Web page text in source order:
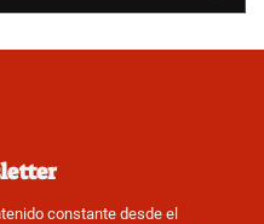
constante desde el